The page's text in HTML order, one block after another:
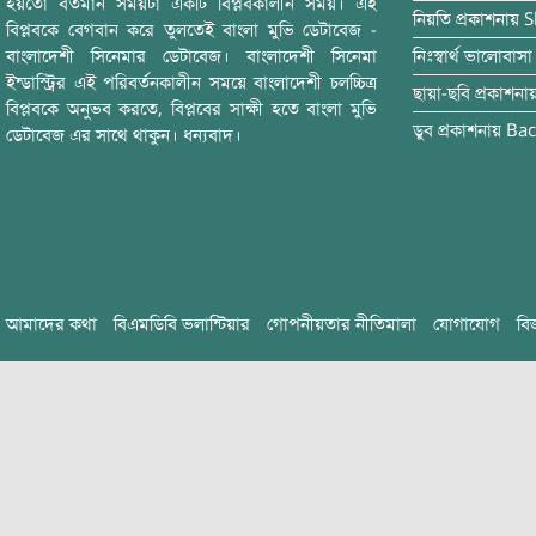
বিপ্লবকে বেগবান করে তুলতেই বাংলা মুভি ডেটাবেজ -
বাংলাদেশী সিনেমার ডেটাবেজ। বাংলাদেশী সিনেমা
ইন্ডাস্ট্রির এই পরিবর্তনকালীন সময়ে বাংলাদেশী চলচ্চিত্র
বিপ্লবকে অনুভব করতে, বিপ্লবের সাক্ষী হতে বাংলা মুভি
ডেটাবেজ এর সাথে থাকুন। ধন্যবাদ।
নিয়তি প্রকাশনায়
নিঃস্বার্থ ভালোবাসা
ছায়া-ছবি
ডুব প্রকাশনায়
আমাদের কথা বিএমডিবি ভলান্টিয়ার গোপনীয়তার নীতিমালা যোগাযোগ